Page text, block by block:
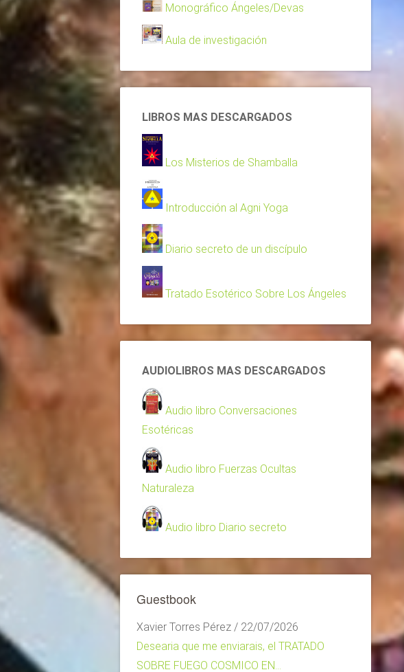
Monográfico Ángeles/Devas
Aula de investigación
LIBROS MAS DESCARGADOS
Los Misterios de Shamballa
Introducción al Agni Yoga
Diario secreto de un discípulo
Tratado Esotérico Sobre Los Ángeles
AUDIOLIBROS MAS DESCARGADOS
Audio libro Conversaciones
Esotéricas
Audio libro Fuerzas Ocultas
Naturaleza
Audio libro Diario secreto
Guestbook
Xavier Torres Pérez / 22/07/2026
Desearia que me enviarais, el TRATADO
SOBRE FUEGO COSMICO EN...